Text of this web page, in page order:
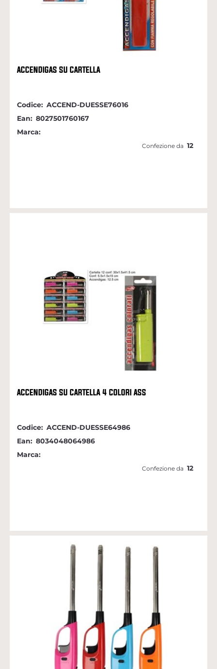
ACCENDIGAS SU CARTELLA
Codice: ACCEND-DUESSE76016
Ean: 8027501760167
Marca:
Confezione da 12
ACCENDIGAS SU CARTELLA 4 COLORI ASS
Codice: ACCEND-DUESSE64986
Ean: 8034048064986
Marca:
Confezione da 12